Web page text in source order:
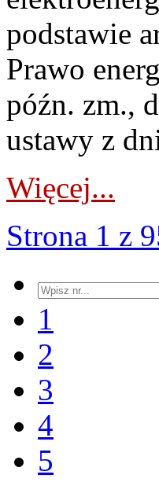
podstawie
Prawo
późn. zm.,
ustawy z
Więcej...
Strona 1 z
1
2
3
4
5